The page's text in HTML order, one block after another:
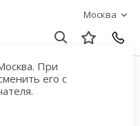
Москва
При
его с